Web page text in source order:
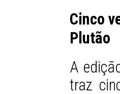
Cinco
Plutão
A
traz